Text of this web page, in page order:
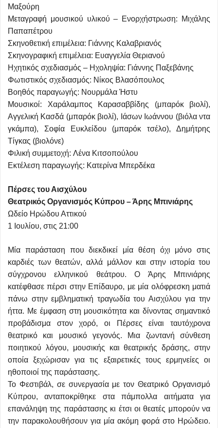
Μαξούρη
Μεταγραφή μουσικού υλικού – Ενορχήστρωση: Μιχάλης
Παπαπέτρου
Σκηνοθετική επιμέλεια: Γιάννης Καλαβριανός
Σκηνογραφική επιμέλεια: Ευαγγελία Θεριανού
Ηχητικός σχεδιασμός – Ηχοληψία: Γιάννης Παξεβάνης
Φωτιστικός σχεδιασμός: Νίκος Βλασόπουλος
Βοηθός παραγωγής: Νουρμάλα Ήστυ
Μουσικοί: Χαράλαμπος Καρασαββίδης (μπαρόκ βιολί),
Αγγελική Κασδά (μπαρόκ βιολί), Ιάσων Ιωάννου (βιόλα ντα
γκάμπα), Σοφία Ευκλείδου (μπαρόκ τσέλο), Δημήτρης
Τίγκας (βιολόνε)
Φιλική συμμετοχή: Λένα Κιτσοπούλου
Εκτέλεση παραγωγής: Κατερίνα Μπερδέκα
Πέρσες του Αισχύλου
Θεατρικός Οργανισμός Κύπρου – Άρης Μπινιάρης
Ωδείο Ηρώδου Αττικού
1 Ιουλίου, στις 21:00
Μία παράσταση που διεκδικεί μία θέση όχι μόνο στις
καρδιές των θεατών, αλλά μάλλον και στην ιστορία του
σύγχρονου ελληνικού θεάτρου. Ο Άρης Μπινιάρης
κατέφθασε πέρσι στην Επίδαυρο, με μία ολόφρεσκη ματιά
πάνω στην εμβληματική τραγωδία του Αισχύλου για την
ήττα. Με έμφαση στη μουσικότητα και δίνοντας σημαντικό
προβάδισμα στον χορό, οι Πέρσες είναι ταυτόχρονα
θεατρικό και μουσικό γεγονός. Μια ζωντανή σύνθεση
ποιητικού λόγου, μουσικής και θεατρικής δράσης, στην
οποία ξεχώρισαν για τις εξαιρετικές τους ερμηνείες οι
ηθοποιοί της παράστασης.
Το Φεστιβάλ, σε συνεργασία με τον Θεατρικό Οργανισμό
Κύπρου, ανταποκρίθηκε στα πάμπολλα αιτήματα για
επανάληψη της παράστασης κι έτσι οι θεατές μπορούν να
την παρακολουθήσουν για μία ακόμη φορά στο Ηρώδειο.